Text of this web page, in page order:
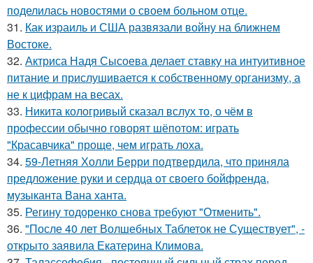
поделилась новостями о своем больном отце.
31. Как израиль и США развязали войну на ближнем
Востоке.
32. Актриса Надя Сысоева делает ставку на интуитивное
питание и прислушивается к собственному организму, а
не к цифрам на весах.
33. Никита кологривый сказал вслух то, о чём в
профессии обычно говорят шёпотом: играть
"Красавчика" проще, чем играть лоха.
34. 59-Летняя Холли Берри подтвердила, что приняла
предложение руки и сердца от своего бойфренда,
музыканта Вана ханта.
35. Регину тодоренко снова требуют "Отменить".
36. "После 40 лет Волшебных Таблеток не Существует", -
открыто заявила Екатерина Климова.